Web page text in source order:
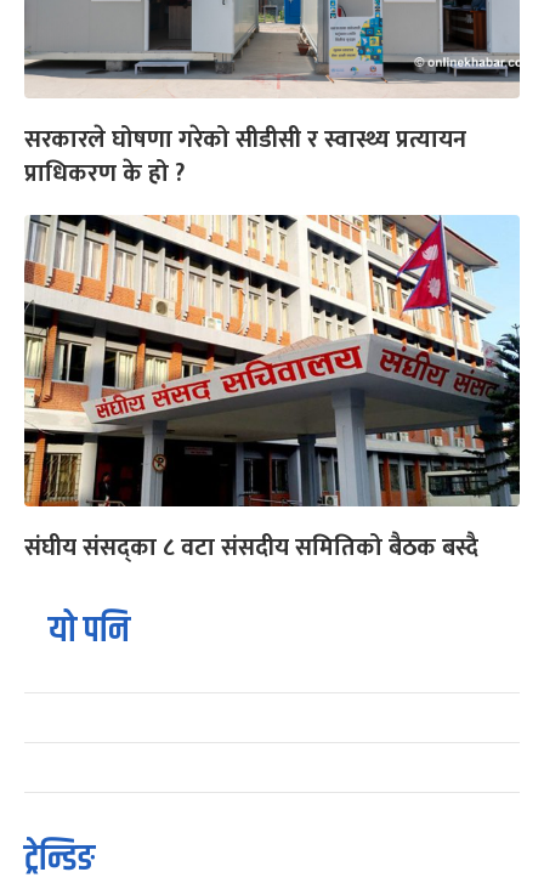
सरकारले घोषणा गरेको सीडीसी र स्वास्थ्य प्रत्यायन
प्राधिकरण के हो ?
संघीय संसद्का ८ वटा संसदीय समितिको बैठक बस्दै
यो पनि
ट्रेन्डिङ